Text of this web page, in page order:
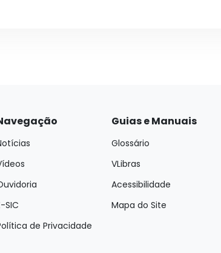
SIC
de Privacidade
Guias e Manuais
Glossário
VLibras
Acessibilidade
Mapa do Site